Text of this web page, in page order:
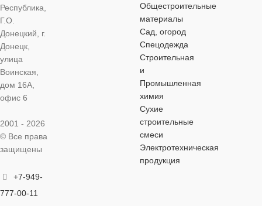
Республика,
Г.О.
Донецкий, г.
Донецк,
улица
Воинская,
дом 16А,
офис 6
2001 - 2026
© Все права
защищены
+7-949-
777-00-11
Общестроительные
материалы
Сад, огород
Спецодежда
Строительная
и
Промышленная
химия
Сухие
строительные
смеси
Электротехническая
продукция